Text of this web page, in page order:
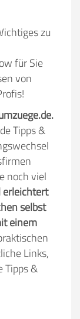
zu
für Sie
von
Tipps &
noch viel
erleichtert
selbst
einem
Links,
Tipps &